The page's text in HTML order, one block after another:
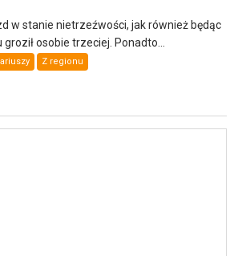
w stanie nietrzeźwości, jak również będąc
osobie trzeciej. Ponadto...
Z regionu